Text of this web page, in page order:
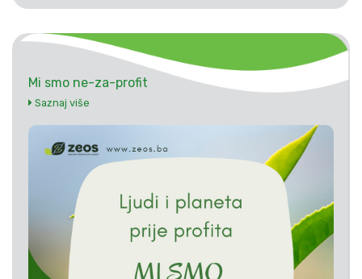
Mi smo ne-za-profit
Saznaj više